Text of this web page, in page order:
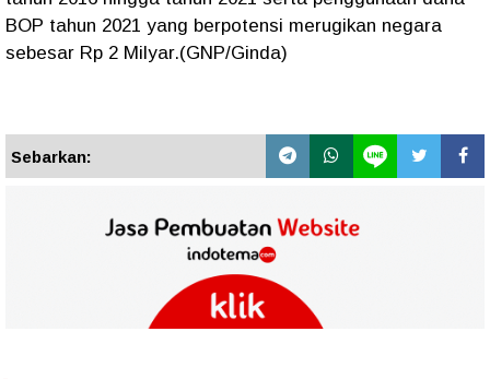
BOP tahun 2021 yang berpotensi merugikan negara
sebesar Rp 2 Milyar.(GNP/Ginda)
Sebarkan: